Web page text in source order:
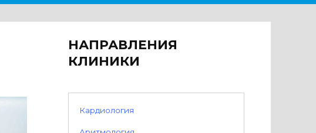
НАПРАВЛЕНИЯ
КЛИНИКИ
Кардиология